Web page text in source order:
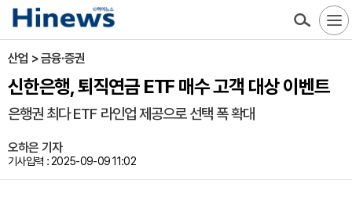
산업 > 금융·증권
신한은행, 퇴직연금 ETF 매수 고객 대상 이벤트
은행권 최다 ETF 라인업 제공으로 선택 폭 확대
오하은 기자
기사입력 : 2025-09-09 11:02